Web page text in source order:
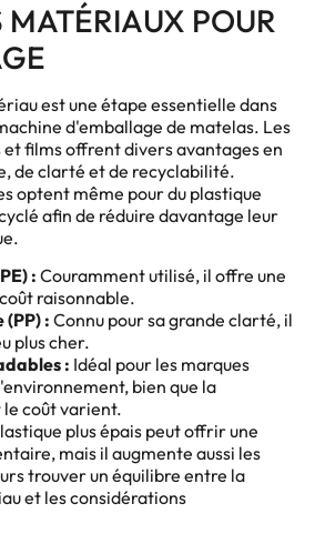
MATÉRIAUX POUR
est une étape essentielle dans
d'emballage de matelas. Les
films offrent divers avantages en
de clarté et de recyclabilité.
optent même pour du plastique
afin de réduire davantage leur
: Couramment utilisé, il offre une
raisonnable.
: Connu pour sa grande clarté, il
plus cher.
: Idéal pour les marques
bien que la
coût varient.
plus épais peut offrir une
mais il augmente aussi les
trouver un équilibre entre la
et les considérations